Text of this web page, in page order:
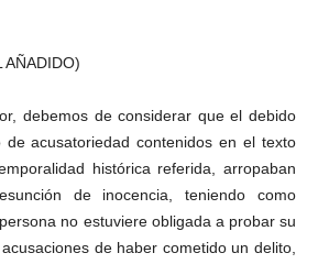
AÑADIDO)
debemos de considerar que el debido
de acusatoriedad contenidos en el texto
histórica referida, arropaban
de inocencia, teniendo como
no estuviere obligada a probar su
de haber cometido un delito,